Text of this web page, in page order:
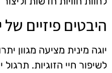
היבטים פיזיים של
יוגה מינית מציעה מגוון
לשיפור חיי הזוגיות.